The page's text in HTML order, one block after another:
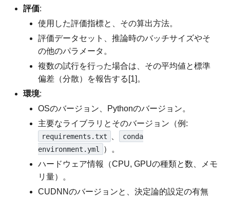
評価:
使用した評価指標と、その算出方法。
評価データセット、推論時のバッチサイズやそ
の他のパラメータ。
複数の試行を行った場合は、その平均値と標準
偏差（分散）を報告する[1]。
環境:
OSのバージョン、Pythonのバージョン。
主要なライブラリとそのバージョン（例:
requirements.txt
conda
environment.yml
）。
ハードウェア情報（CPU, GPUの種類と数、メモ
リ量）。
CUDNNのバージョンと、決定論的設定の有無